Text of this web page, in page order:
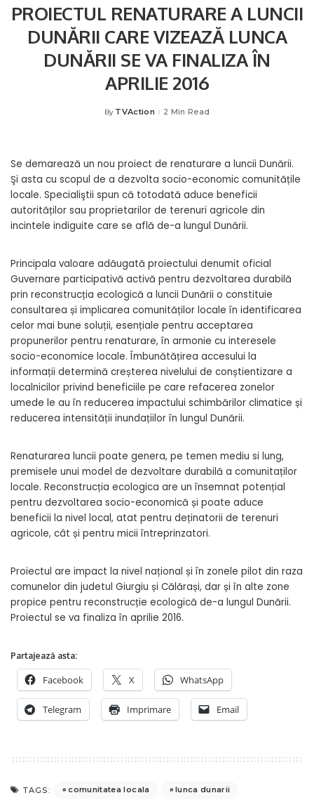
PROIECTUL RENATURARE A LUNCII
DUNĂRII CARE VIZEAZĂ LUNCA
DUNĂRII SE VA FINALIZA ÎN
APRILIE 2016
Posted
By TVAction 2 Min Read
Se demarează un nou proiect de renaturare a luncii Dunării.
Şi asta cu scopul de a dezvolta socio-economic comunitățile
locale. Specialiştii spun că totodată aduce beneficii
autorităților sau proprietarilor de terenuri agricole din
incintele indiguite care se află de-a lungul Dunării.
Principala valoare adăugată proiectului denumit oficial
Guvernare participativă activă pentru dezvoltarea durabilă
prin reconstrucția ecologică a luncii Dunării o constituie
consultarea și implicarea comunităților locale în identificarea
celor mai bune soluții, esențiale pentru acceptarea
propunerilor pentru renaturare, în armonie cu interesele
socio-economice locale. Îmbunătățirea accesului la
informații determină creșterea nivelului de conștientizare a
localnicilor privind beneficiile pe care refacerea zonelor
umede le au în reducerea impactului schimbărilor climatice și
reducerea intensității inundațiilor în lungul Dunării.
Renaturarea luncii poate genera, pe temen mediu si lung,
premisele unui model de dezvoltare durabilă a comunitaților
locale. Reconstrucția ecologica are un însemnat potențial
pentru dezvoltarea socio-economică și poate aduce
beneficii la nivel local, atat pentru deținatorii de terenuri
agricole, cât și pentru micii întreprinzatori.
Proiectul are impact la nivel național și în zonele pilot din raza
comunelor din judetul Giurgiu și Călărași, dar și în alte zone
propice pentru reconstrucție ecologică de-a lungul Dunării.
Proiectul se va finaliza în aprilie 2016.
Partajează asta:
Facebook X WhatsApp
Telegram Imprimare Email
TAGS: comunitatea locala lunca dunarii